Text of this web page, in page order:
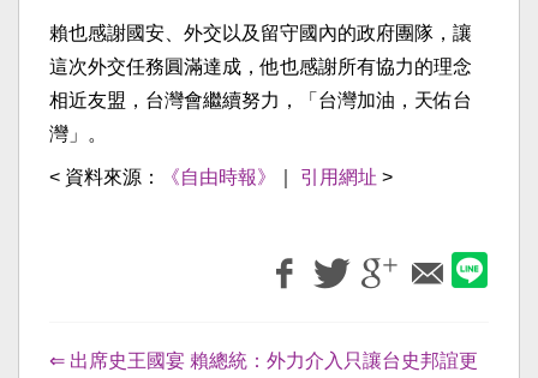
賴也感謝國安、外交以及留守國內的政府團隊，讓
這次外交任務圓滿達成，他也感謝所有協力的理念
相近友盟，台灣會繼續努力，「台灣加油，天佑台
灣」。
< 資料來源： 《自由時報》 引用網址 >
⇐ 出席史王國宴 賴總統：外力介入只讓台史邦誼更